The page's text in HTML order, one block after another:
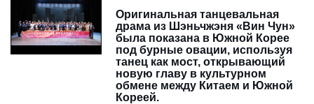
Оригинальная танцевальная
драма из Шэньчжэня «Вин Чун»
была показана в Южной Корее
под бурные овации, используя
танец как мост, открывающий
новую главу в культурном
обмене между Китаем и Южной
Кореей.